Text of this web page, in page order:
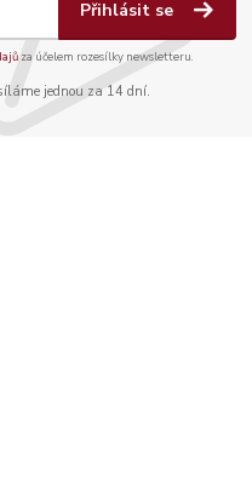
Přihlásit se
za účelem rozesílky newsletteru.
jednou za 14 dní.